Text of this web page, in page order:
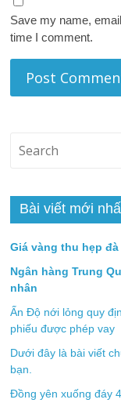
Save my name,
time I comment.
Bài viết mới
Giá vàng thu hẹp
Ngân hàng Trung
nhân
Ấn Độ nới lỏng quy
phiếu được phép vay
Dưới đây là bài viết
bạn.
Đồng yên xuống đáy